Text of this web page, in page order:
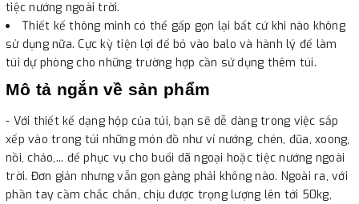
tiệc nướng ngoài trời.
Thiết kế thông minh có thể gấp gọn lại bất cứ khi nào không
sử dụng nữa. Cực kỳ tiện lợi để bỏ vào balo và hành lý để làm
túi dự phòng cho những trường hợp cần sử dụng thêm túi.
Mô tả ngắn về sản phẩm
- Với thiết kế dạng hộp của túi, bạn sẽ dễ dàng trong việc sắp
xếp vào trong túi những món đồ như vỉ nướng, chén, đũa, xoong,
nồi, chảo,... để phục vụ cho buổi dã ngoại hoặc tiệc nướng ngoài
trời. Đơn giản nhưng vẫn gọn gàng phải không nào. Ngoài ra, với
phần tay cầm chắc chắn, chịu được trọng lượng lên tới 50kg,